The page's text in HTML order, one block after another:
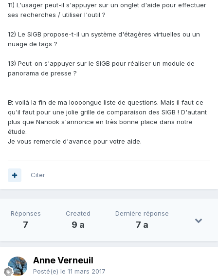
11) L'usager peut-il s'appuyer sur un onglet d'aide pour effectuer
ses recherches / utiliser l'outil ?
12) Le SIGB propose-t-il un système d'étagères virtuelles ou un
nuage de tags ?
13) Peut-on s'appuyer sur le SIGB pour réaliser un module de
panorama de presse ?
Et voilà la fin de ma loooongue liste de questions. Mais il faut ce
qu'il faut pour une jolie grille de comparaison des SIGB ! D'autant
plus que Nanook s'annonce en très bonne place dans notre
étude.
Je vous remercie d'avance pour votre aide.
Citer
Réponses
7
Created
9 a
Dernière réponse
7 a
Anne Verneuil
Posté(e) le 11 mars 2017